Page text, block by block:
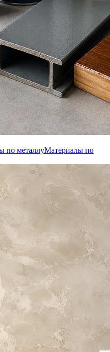
по металлуМатериалы по